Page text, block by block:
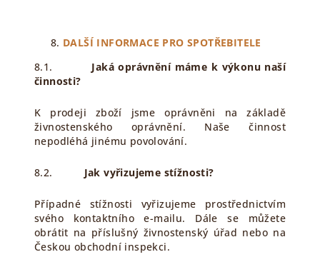
DALŠÍ INFORMACE PRO SPOTŘEBITELE
8.1.
Jaká oprávnění máme k výkonu naší
činnosti?
K prodeji zboží jsme oprávněni na základě
živnostenského oprávnění. Naše činnost
nepodléhá jinému povolování.
8.2. Jak vyřizujeme stížnosti?
Případné stížnosti vyřizujeme prostřednictvím
svého kontaktního e-mailu. Dále se můžete
obrátit na příslušný živnostenský úřad nebo na
Českou obchodní inspekci.